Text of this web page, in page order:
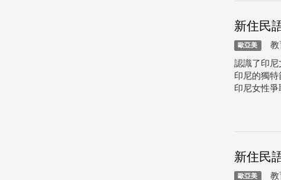
新住民
歐亞美 教
認識了印尼
印尼的獨
印尼女性
新住民
歐亞美 教